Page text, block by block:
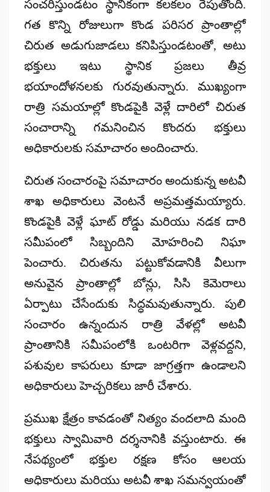
సంచరిస్తుండటం స్థానికంగా కలకలం రేపుతోంది.
గత కొన్ని రోజులుగా కొండ పరిసర ప్రాంతాల్లో
చిరుత అడుగుజాడలు కనిపిస్తుండటంతో, అటు
భక్తులు ఇటు స్థానిక ప్రజలు తీవ్ర
భయాందోళనలకు గురవుతున్నారు. ముఖ్యంగా
రాత్రి సమయాల్లో కొండపైకి వెళ్లే దారిలో చిరుత
సంచారాన్ని గమనించిన కొందరు భక్తులు
అధికారులకు సమాచారం అందించారు.
చిరుత సంచారంపై సమాచారం అందుకున్న అటవీ
శాఖ అధికారులు వెంటనే అప్రమత్తమయ్యారు.
కొండపైకి వెళ్లే ఘాట్ రోడ్డు మరియు నడక దారి
సమీపంలో సిబ్బందిని మోహరించి నిఘా
పెంచారు. చిరుతను పట్టుకోవడానికి వీలుగా
అనువైన ప్రాంతాల్లో బోన్లు, సిసి కెమెరాలు
ఏర్పాటు చేసేందుకు సిద్ధమవుతున్నారు. పులి
సంచారం ఉన్నందున రాత్రి వేళల్లో అటవీ
ప్రాంతానికి సమీపంలోకి ఒంటరిగా వెళ్లవద్దని,
పశువుల కాపరులు కూడా జాగ్రత్తగా ఉండాలని
అధికారులు హెచ్చరికలు జారీ చేశారు.
ప్రముఖ క్షేత్రం కావడంతో నిత్యం వందలాది మంది
భక్తులు స్వామివారి దర్శనానికి వస్తుంటారు. ఈ
నేపథ్యంలో భక్తుల రక్షణ కోసం ఆలయ
అధికారులు మరియు అటవీ శాఖ సమన్వయంతో